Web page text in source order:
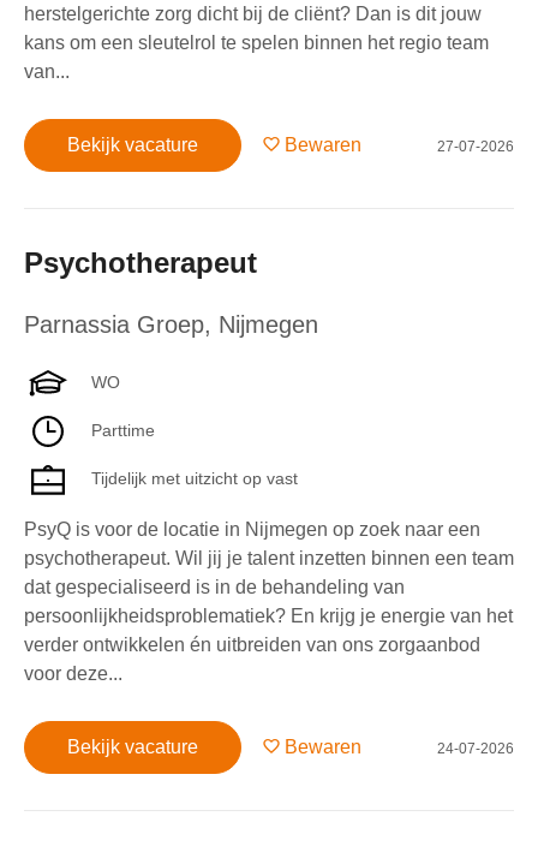
herstelgerichte zorg dicht bij de cliënt? Dan is dit jouw
kans om een sleutelrol te spelen binnen het regio team
van...
Bekijk vacature Bewaren 27-07-2026
Psychotherapeut
Parnassia Groep, Nijmegen
WO
Parttime
Tijdelijk met uitzicht op vast
PsyQ is voor de locatie in Nijmegen op zoek naar een
psychotherapeut. Wil jij je talent inzetten binnen een team
dat gespecialiseerd is in de behandeling van
persoonlijkheidsproblematiek? En krijg je energie van het
verder ontwikkelen én uitbreiden van ons zorgaanbod
voor deze...
Bekijk vacature Bewaren 24-07-2026